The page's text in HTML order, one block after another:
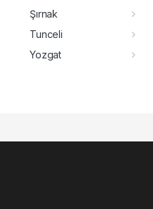
Şırnak
Tunceli
Yozgat